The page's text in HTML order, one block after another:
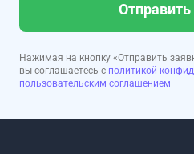
Отправить
Нажимая на кнопку «Отправить
вы соглашаетесь с политикой
пользовательским соглашением